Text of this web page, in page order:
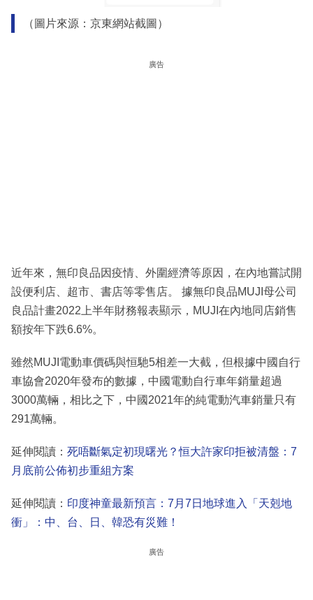
（圖片來源：京東網站截圖）
廣告
近年來，無印良品因疫情、外圍經濟等原因，在內地嘗試開
設便利店、超市、書店等零售店。 據無印良品MUJI母公司
良品計畫2022上半年財務報表顯示，MUJI在內地同店銷售
額按年下跌6.6%。
雖然MUJI電動車價碼與恒馳5相差一大截，但根據中國自行
車協會2020年發布的數據，中國電動自行車年銷量超過
3000萬輛，相比之下，中國2021年的純電動汽車銷量只有
291萬輛。
延伸閱讀： 死唔斷氣定初現曙光？恒大許家印拒被清盤：7
月底前公佈初步重組方案
延伸閱讀： 印度神童最新預言：7月7日地球進入「天剋地
衝」：中、台、日、韓恐有災難！
廣告